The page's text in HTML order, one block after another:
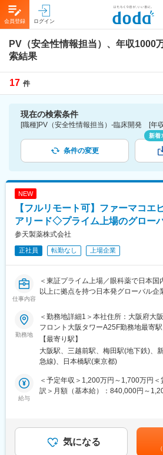
会員登録 ログイン
PV（安全性情報担当）、年収1000
索結果
17 件
現在の検索条件
[職種]PV（安全性情報担当）-臨床開発 [年
条件の変更
新着
NEW
【フルリモート可】ファーマコエ
アリード◇プライム上場のグロー
参天製薬株式会社
正社員 転勤なし 上場企業
仕事内容
＜東証プライム上場／眼科薬で日本
以上に拠点を持つ日本発グローバル
■業務内容：
・自社製品(医薬品及び医療機器)の安
開発相及び市販後におけるカンパニー
・安全監視活動を効果的に実施するた
エーション、コンプライアンス、オペ
・様々な研究データを活用して医薬品
性を分析する薬剤疫学的アプローチ
自社製品のベネフィット
当ファーマコエピデミオロジーグルー
監視部門です。全世界に展開する参天
略的に監視する役割を果たしています
勤務地
＜勤務地詳細1＞本社住所：大阪府大
フロント大阪タワーA25F勤務地最寄
対策：屋内全面禁煙＜勤務地詳細2＞
央区日本橋室町1丁目13番7号 PMO日
駅：東京メトロ銀座線・半蔵門線／三
む）
【最寄り駅】
大阪駅、三越前駅、梅田駅(地下鉄)、
急線)、日本橋駅(東京都)
給与
＜予定年収＞1,200万円～1,700万円
訳＞月額（基本給）：840,000円～
であり、選考を通じて上下する可能
定手当を含めた表記です。
気になる